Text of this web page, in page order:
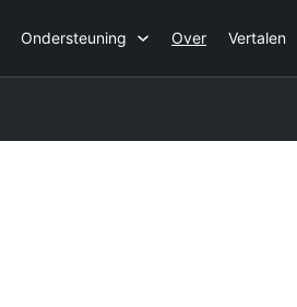
Ondersteuning Over Vertalen